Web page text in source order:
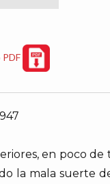
en poco
la mala suerte